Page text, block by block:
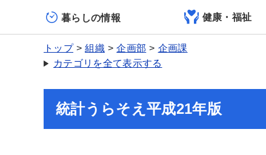
暮らしの情報 健康・福祉
トップ 組織 企画部
企画課
カテゴリを全て表示する
統計うらそえ平成21年版